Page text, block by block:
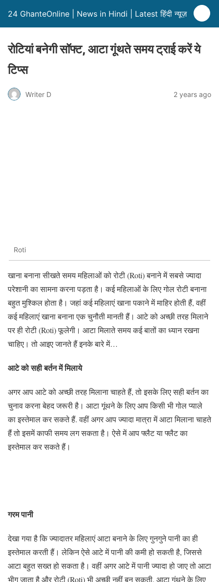
24 GhanteOnline | News in Hindi | Latest हिंदी न्यूज़
रोटियां बनेगी सॉफ्ट, आटा गूंथते समय ट्राई करें ये
टिप्स
Writer D 2 years ago
Roti
खाना बनाना सीखते समय महिलाओं को रोटी (Roti) बनाने में सबसे ज्यादा
परेशानी का सामना करना पड़ता है। कई महिलाओं के लिए गोल रोटी बनाना
बहुत मुश्किल होता है। जहां कई महिलाएं खाना पकाने में माहिर होती हैं, वहीं
कई महिलाएं खाना बनाना एक चुनौती मानती हैं। आटे को अच्छी तरह मिलाने
पर ही रोटी (Roti) फूलेगी। आटा मिलाते समय कई बातों का ध्यान रखना
चाहिए। तो आइए जानते हैं इनके बारे में…
आटे को सही बर्तन में मिलाये
अगर आप आटे को अच्छी तरह मिलाना चाहते हैं, तो इसके लिए सही बर्तन का
चुनाव करना बेहद जरूरी है। आटा गूंथने के लिए आप किसी भी गोल प्याले
का इस्तेमाल कर सकते हैं. वहीं अगर आप ज्यादा मात्रा में आटा मिलाना चाहते
हैं तो इसमें काफी समय लग सकता है। ऐसे में आप फ्लैट या फ्लैट का
इस्तेमाल कर सकते हैं।
गरम पानी
देखा गया है कि ज्यादातर महिलाएं आटा बनाने के लिए गुनगुने पानी का ही
इस्तेमाल करती हैं। लेकिन ऐसे आटे में पानी की कमी हो सकती है, जिससे
आटा बहुत सख्त हो सकता है। वहीं अगर आटे में पानी ज्यादा हो जाए तो आटा
भीग जाता है और रोटी (Roti) भी अच्छी नहीं बन सकती. आटा गूंथने के लिए